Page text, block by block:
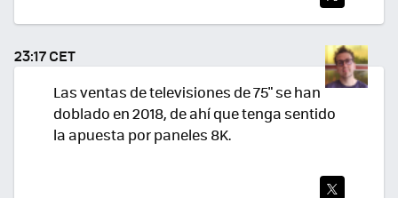
TEA
R
23:17 CET
Las ventas de televisiones de 75" se han
doblado en 2018, de ahí que tenga sentido
la apuesta por paneles 8K.